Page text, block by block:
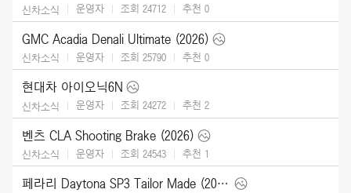
신차소식 운영자 조회 24712 추천 0
GMC Acadia Denali Ultimate (2026)
신차소식 운영자 조회 25790 추천 0
현대차 아이오닉6N
신차소식 운영자 조회 24272 추천 2
벤츠 CLA Shooting Brake (2026)
신차소식 운영자 조회 24543 추천 1
페라리 Daytona SP3 Tailor Made (2025)